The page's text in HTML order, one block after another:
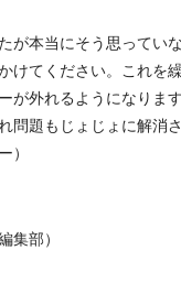
が本当にそう思ってい
けてください。これを
が外れるようになりま
問題もじょじょに解消
）
集部）